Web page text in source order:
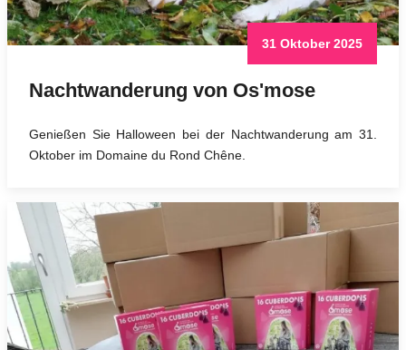
31 Oktober 2025
Nachtwanderung von Os'mose
Genießen Sie Halloween bei der Nachtwanderung am 31.
Oktober im Domaine du Rond Chêne.